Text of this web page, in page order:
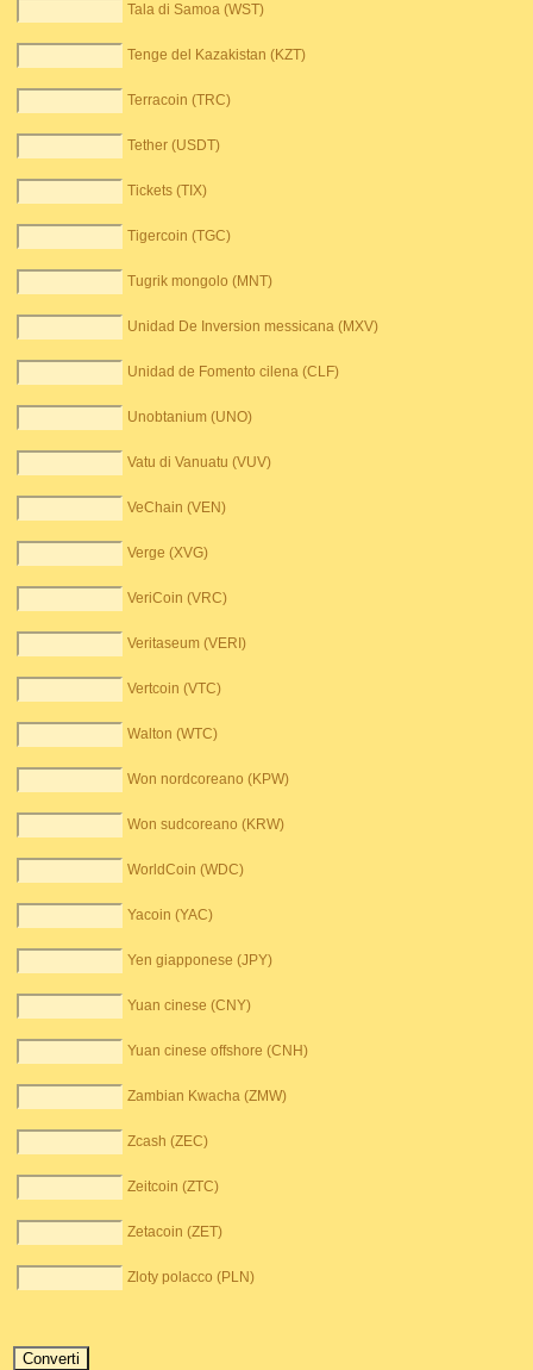
Tala di Samoa (WST)
Tenge del Kazakistan (KZT)
Terracoin (TRC)
Tether (USDT)
Tickets (TIX)
Tigercoin (TGC)
Tugrik mongolo (MNT)
Unidad De Inversion messicana (MXV)
Unidad de Fomento cilena (CLF)
Unobtanium (UNO)
Vatu di Vanuatu (VUV)
VeChain (VEN)
Verge (XVG)
VeriCoin (VRC)
Veritaseum (VERI)
Vertcoin (VTC)
Walton (WTC)
Won nordcoreano (KPW)
Won sudcoreano (KRW)
WorldCoin (WDC)
Yacoin (YAC)
Yen giapponese (JPY)
Yuan cinese (CNY)
Yuan cinese offshore (CNH)
Zambian Kwacha (ZMW)
Zcash (ZEC)
Zeitcoin (ZTC)
Zetacoin (ZET)
Zloty polacco (PLN)